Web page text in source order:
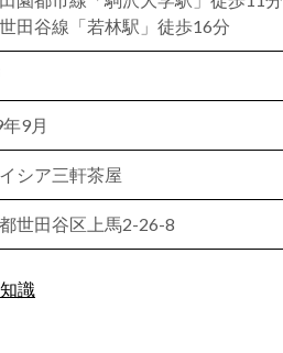
田谷線「若林駅」徒歩16分
9月
シア三軒茶屋
世田谷区上馬2-26-8
識